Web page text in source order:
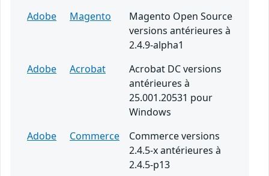
Adobe
Magento
Magento Open Source
versions antérieures à
2.4.9-alpha1
Adobe
Acrobat
Acrobat DC versions
antérieures à
25.001.20531 pour
Windows
Adobe
Commerce
Commerce versions
2.4.5-x antérieures à
2.4.5-p13